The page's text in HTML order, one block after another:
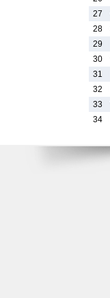
27
28
29
30
31
32
33
34